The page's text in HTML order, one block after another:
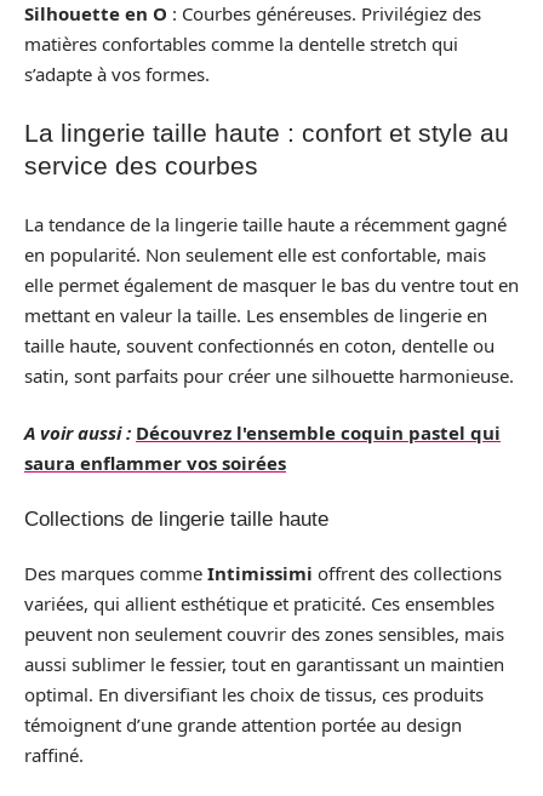
Silhouette en O : Courbes généreuses. Privilégiez des
matières confortables comme la dentelle stretch qui
s’adapte à vos formes.
La lingerie taille haute : confort et style au
service des courbes
La tendance de la lingerie taille haute a récemment gagné
en popularité. Non seulement elle est confortable, mais
elle permet également de masquer le bas du ventre tout en
mettant en valeur la taille. Les ensembles de lingerie en
taille haute, souvent confectionnés en coton, dentelle ou
satin, sont parfaits pour créer une silhouette harmonieuse.
A voir aussi : Découvrez l'ensemble coquin pastel qui
saura enflammer vos soirées
Collections de lingerie taille haute
Des marques comme Intimissimi offrent des collections
variées, qui allient esthétique et praticité. Ces ensembles
peuvent non seulement couvrir des zones sensibles, mais
aussi sublimer le fessier, tout en garantissant un maintien
optimal. En diversifiant les choix de tissus, ces produits
témoignent d’une grande attention portée au design
raffiné.